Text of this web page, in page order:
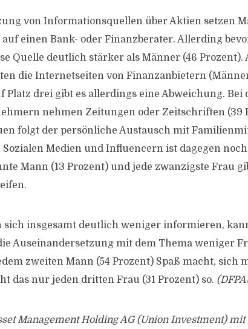
von Informationsquellen über Aktien setzen
auf einen Bank- oder Finanzberater. Allerding
Quelle deutlich stärker als Männer (46 Prozent).
die Internetseiten von Finanzanbietern
Platz drei gibt es allerdings eine Abweichung.
nehmen Zeitungen oder Zeitschriften (39
folgt der persönliche Austausch mit
Sozialen Medien und Influencern ist dagegen
Mann (13 Prozent) und jede zwanzigste Frau
sich insgesamt deutlich weniger informieren,
Auseinandersetzung mit dem Thema weniger
zweiten Mann (54 Prozent) Spaß macht, sich
das nur jeden dritten Frau (31 Prozent) so.
Management Holding AG (Union Investment)